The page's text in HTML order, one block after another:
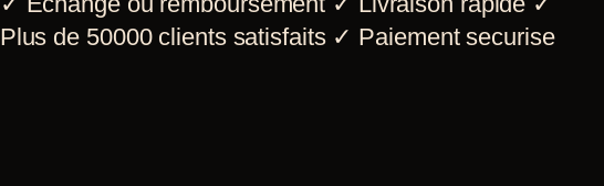
Plus de 50000 clients satisfaits ✓ Paiement securise